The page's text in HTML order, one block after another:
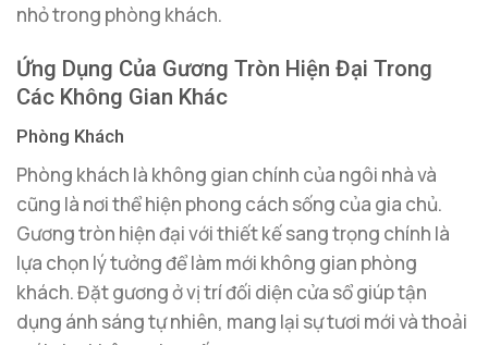
nhỏ trong phòng khách.
Ứng Dụng Của Gương Tròn Hiện Đại Trong
Các Không Gian Khác
Phòng Khách
Phòng khách là không gian chính của ngôi nhà và
cũng là nơi thể hiện phong cách sống của gia chủ.
Gương tròn hiện đại với thiết kế sang trọng chính là
lựa chọn lý tưởng để làm mới không gian phòng
khách. Đặt gương ở vị trí đối diện cửa sổ giúp tận
dụng ánh sáng tự nhiên, mang lại sự tươi mới và thoải